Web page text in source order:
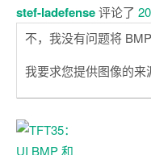
stef-ladefense评论了
不，我没有问题将 BMP
我要求您提供图像的